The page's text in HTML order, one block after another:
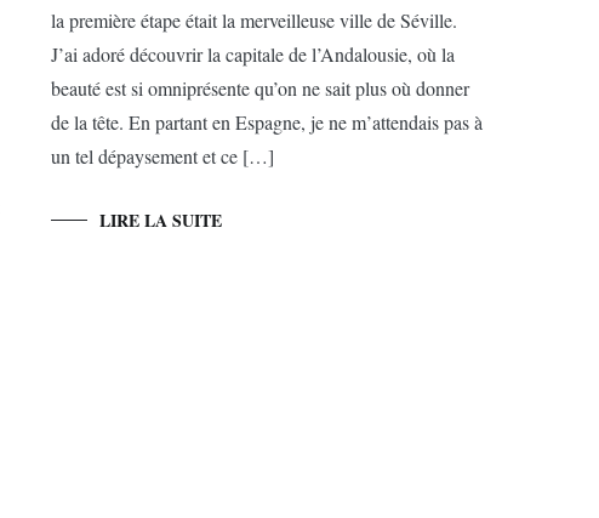
la première étape était la merveilleuse ville de Séville.
J’ai adoré découvrir la capitale de l’Andalousie, où la
beauté est si omniprésente qu’on ne sait plus où donner
de la tête. En partant en Espagne, je ne m’attendais pas à
un tel dépaysement et ce […]
LIRE LA SUITE